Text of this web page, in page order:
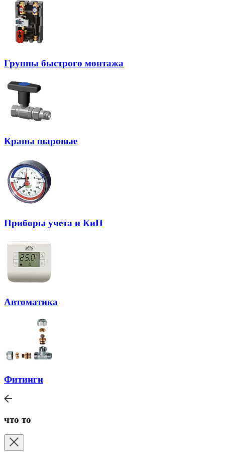
Группы быстрого монтажа
Краны шаровые
Приборы учета и КиП
Автоматика
Фитинги
что то